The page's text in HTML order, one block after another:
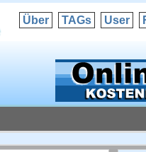
Über TAGs User